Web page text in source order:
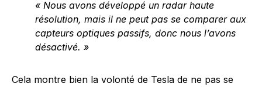
« Nous avons développé un radar haute
résolution, mais il ne peut pas se comparer aux
capteurs optiques passifs, donc nous l’avons
désactivé. »
Cela montre bien la volonté de Tesla de ne pas se